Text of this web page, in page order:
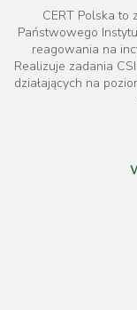
CERT Polska to
Państwowego
reagowania na
Realizuje zadania
działających na